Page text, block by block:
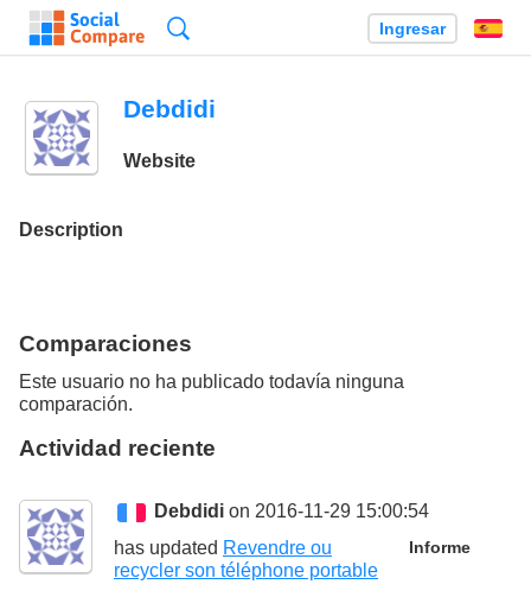
Ingresar
Debdidi
Website
Description
Comparaciones
Este usuario no ha publicado todavía ninguna
comparación.
Actividad reciente
Debdidi on 2016-11-29 15:00:54
Informe
has updated Revendre ou
recycler son téléphone portable